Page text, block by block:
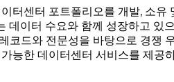
터센터 포트폴리오를 개발, 소유
이터 수요와 함께 성장하고 있
코드와 전문성을 바탕으로 경쟁
능한 데이터센터 서비스를 제공